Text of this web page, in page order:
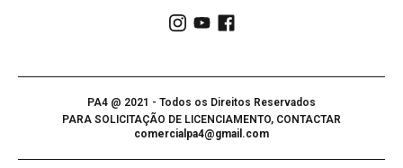
PA4 @ 2021 - Todos os Direitos Reservados
PARA SOLICITAÇÃO DE LICENCIAMENTO, CONTACTAR
comercialpa4@gmail.com